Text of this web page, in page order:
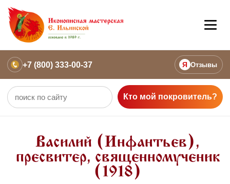
+7 (800) 333-00-37 Я Отзывы
Кто мой покровитель?
Василий (Инфантьев),
пресвитер, священномученик
(1918)